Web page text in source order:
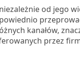
od jego
kanałów,
przez